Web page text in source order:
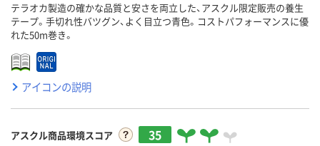
テラオカ製造の確かな品質と安さを両立した、アスクル限定販売の養生
テープ。手切れ性バツグン、よく目立つ青色。コストパフォーマンスに優
れた50m巻き。
アイコンの説明
アスクル商品環境スコア 35